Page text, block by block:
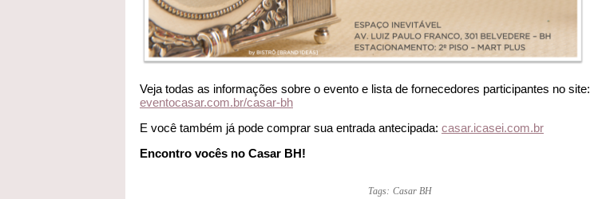
Veja todas as informações sobre o evento e lista de fornecedores participantes no site:
eventocasar.com.br/casar-bh
E você também já pode comprar sua entrada antecipada: casar.icasei.com.br
Encontro vocês no Casar BH!
Tags: Casar BH